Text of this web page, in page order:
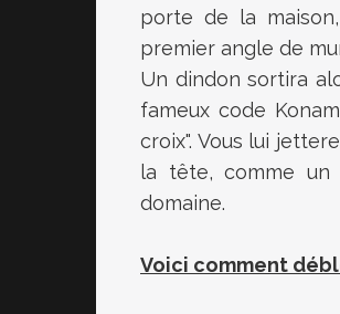
porte de la
premier angle de
Un dindon sortira
fameux code
croix". Vous lui
la tête, comme un
domaine.
Voici comment